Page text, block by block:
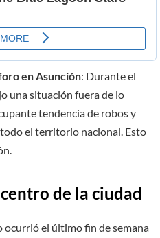
en Asunción: Durante el
una situación fuera de lo
tendencia de robos y
el territorio nacional. Esto
de la ciudad
el último fin de semana